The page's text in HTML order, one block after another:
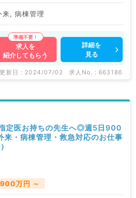
来, 病棟管理
求人を
紹介してもらう
詳細を
見る
新日 : 2024/07/02 求人No. : 663186
指定医お持ちの先生へ◎週5日900
・病棟管理・救急対応のお仕事
万円 ～